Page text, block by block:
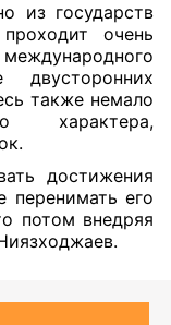
из государств
очень
также немало
характера,
достижения
перенимать его
потом внедряя